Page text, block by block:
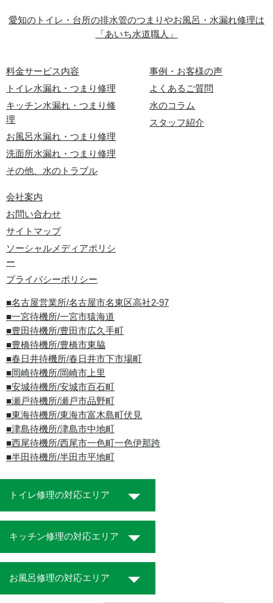
愛知のトイレ・台所の排水管のつまりやお風呂・水漏れ修理は
「あいち水道職人」
料金サービス内容
トイレ水漏れ・つまり修理
キッチン水漏れ・つまり修
理
お風呂水漏れ・つまり修理
洗面所水漏れ・つまり修理
その他、水のトラブル
事例・お客様の声
よくあるご質問
水のコラム
スタッフ紹介
会社案内
お問い合わせ
サイトマップ
ソーシャルメディアポリシ
ー
プライバシーポリシー
■名古屋営業所/名古屋市名東区高社2-97
■一宮待機所/一宮市猿海道
■豊田待機所/豊田市広久手町
■豊橋待機所/豊橋市東脇
■春日井待機所/春日井市下市場町
■岡崎待機所/岡崎市上里
■安城待機所/安城市百石町
■瀬戸待機所/瀬戸市品野町
■東海待機所/東海市富木島町伏見
■津島待機所/津島市中地町
■西尾待機所/西尾市一色町一色伊那跨
■半田待機所/半田市平地町
トイレ修理の対応エリア
キッチン修理の対応エリア
お風呂修理の対応エリア